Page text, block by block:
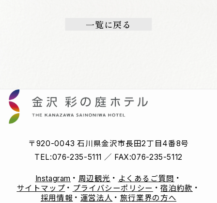
一覧に戻る
〒920-0043 石川県金沢市長田2丁目4番8号
TEL:076-235-5111 ／ FAX:076-235-5112
Instagram 周辺観光
よくあるご質問
サイトマップ
プライバシーポリシー
宿泊約款
採用情報
運営法人 旅行業界の方へ